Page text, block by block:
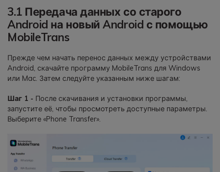
3.1 Передача данных со старого
Android на новый Android с помощью
MobileTrans
Прежде чем начать перенос данных между устройствами
Android, скачайте программу MobileTrans для Windows
или Mac. Затем следуйте указанным ниже шагам:
Шаг 1 - После скачивания и установки программы,
запустите её, чтобы просмотреть доступные параметры.
Выберите «Phone Transfer».